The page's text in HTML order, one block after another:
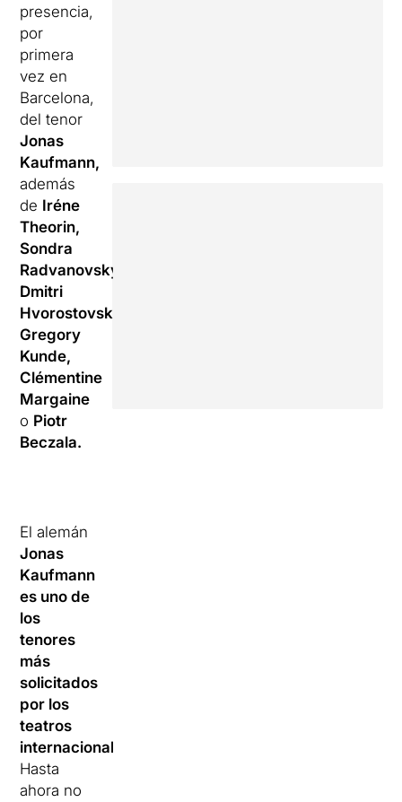
presencia,
por
primera
vez en
Barcelona,
del tenor
Jonas
Kaufmann,
además
de Iréne
Theorin,
Sondra
Radvanovsky,
Dmitri
Hvorostovsky,
Gregory
Kunde,
Clémentine
Margaine
o Piotr
Beczala.
El alemán
Jonas
Kaufmann
es uno de
los
tenores
más
solicitados
por los
teatros
internacionales.
Hasta
ahora no